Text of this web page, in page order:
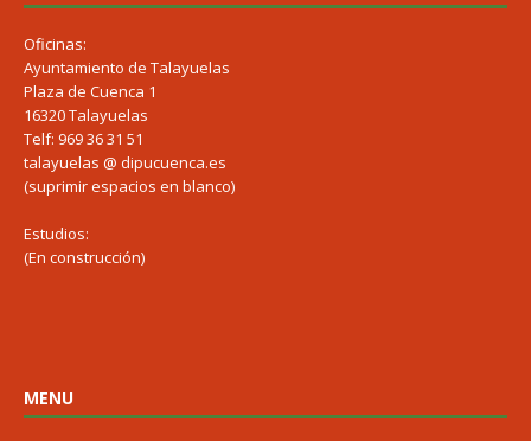
Oficinas:
Ayuntamiento de Talayuelas
Plaza de Cuenca 1
16320 Talayuelas
Telf: 969 36 31 51
talayuelas @ dipucuenca.es
(suprimir espacios en blanco)
Estudios:
(En construcción)
MENU